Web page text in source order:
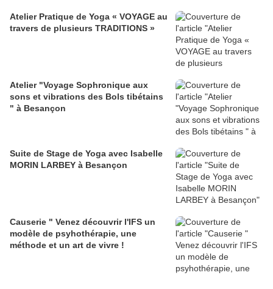
Atelier Pratique de Yoga « VOYAGE au
travers de plusieurs TRADITIONS »
Atelier "Voyage Sophronique aux
sons et vibrations des Bols tibétains
" à Besançon
Suite de Stage de Yoga avec Isabelle
MORIN LARBEY à Besançon
Causerie " Venez découvrir l'IFS un
modèle de psyhothérapie, une
méthode et un art de vivre !